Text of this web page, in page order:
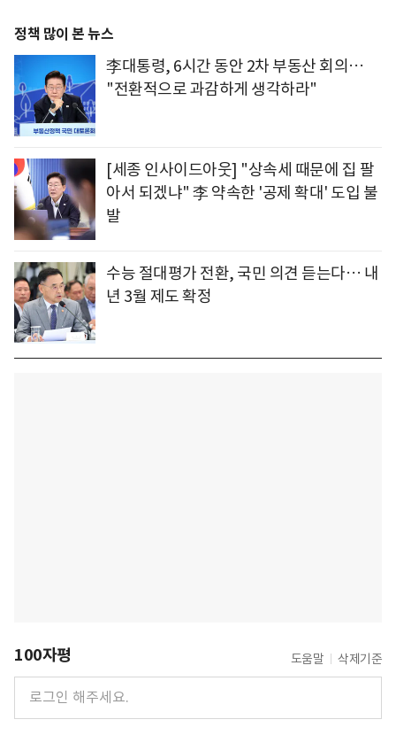
정책 많이 본 뉴스
李대통령, 6시간 동안 2차 부동산 회의…
"전환적으로 과감하게 생각하라"
[세종 인사이드아웃] "상속세 때문에 집 팔
아서 되겠냐" 李 약속한 '공제 확대' 도입 불
발
수능 절대평가 전환, 국민 의견 듣는다… 내
년 3월 제도 확정
100자평 도움말 삭제기준